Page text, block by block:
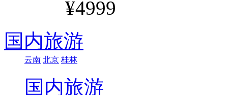
¥4999
国内旅游
云南 北京 桂林
国内旅游